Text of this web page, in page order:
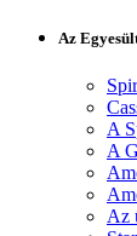
Az
A
A
Az